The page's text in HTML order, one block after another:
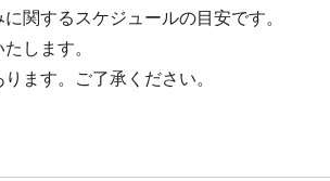
関するスケジュールの目安です。
します。
ます。ご了承ください。